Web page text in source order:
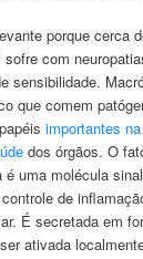
porque cerca
com
sensibilidade.
que comem
importantes
dos órgãos. O
é uma molécula
de
É secretada em
ativada